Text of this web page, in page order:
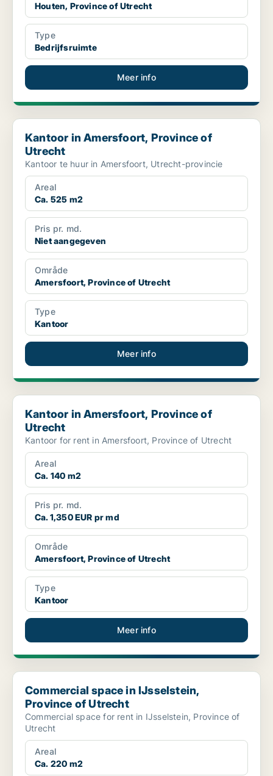
Houten, Province of Utrecht
Type
Bedrijfsruimte
Meer info
Kantoor in Amersfoort, Province of Utrecht
Kantoor in Amersfoort, Province of
Utrecht
Kantoor te huur in Amersfoort, Utrecht-provincie
Areal
Ca. 525 m2
Pris pr. md.
Niet aangegeven
Område
Amersfoort, Province of Utrecht
Type
Kantoor
Meer info
Kantoor in Amersfoort, Province of Utrecht
Kantoor in Amersfoort, Province of
Utrecht
Kantoor for rent in Amersfoort, Province of Utrecht
Areal
Ca. 140 m2
Pris pr. md.
Ca. 1,350 EUR pr md
Område
Amersfoort, Province of Utrecht
Type
Kantoor
Meer info
Commercial space in IJsselstein, Province of Utrecht
Commercial space in IJsselstein,
Province of Utrecht
Commercial space for rent in IJsselstein, Province of
Utrecht
Areal
Ca. 220 m2